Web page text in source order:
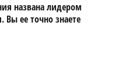
названа лидером
ее точно знаете